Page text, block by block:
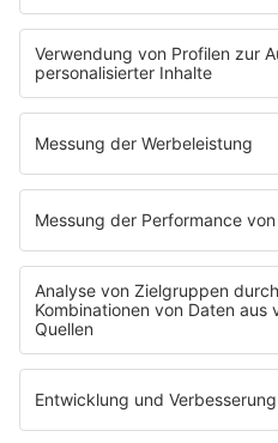
Jobs & Praktika
Pressekontakt
Presse & Downloads
Wetter
EMPFANG
Übersicht
bigFM App
radio.de
radioplayer.de
Partner
WERBUNG
Leistungen und Produkte